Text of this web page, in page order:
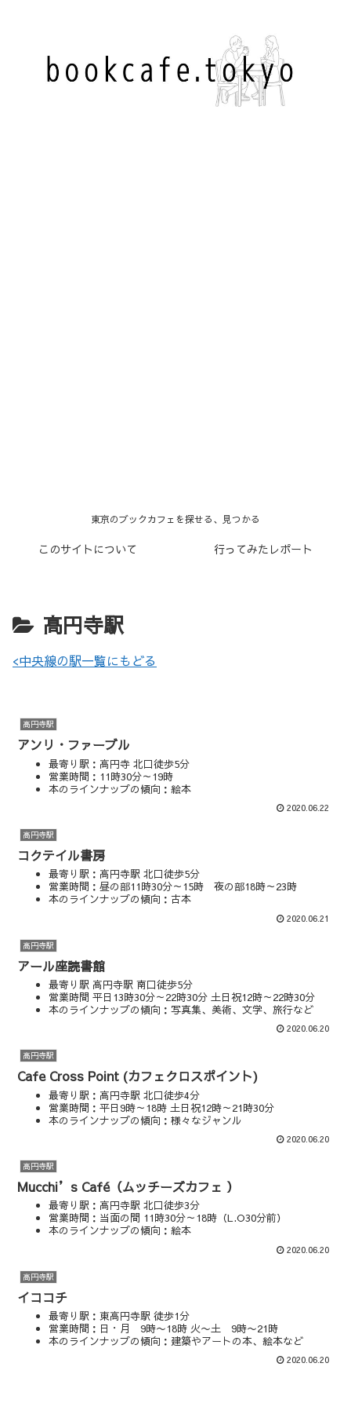
東京のブックカフェを探せる、見つかる
このサイトについて 行ってみたレポート
高円寺駅
<中央線の駅一覧にもどる
高円寺駅
アンリ・ファーブル
最寄り駅：高円寺 北口徒歩5分
営業時間：11時30分～19時
本のラインナップの傾向：絵本
2020.06.22
高円寺駅
コクテイル書房
最寄り駅：高円寺駅 北口徒歩5分
営業時間：昼の部11時30分～15時 夜の部18時～23時
本のラインナップの傾向：古本
2020.06.21
高円寺駅
アール座読書館
最寄り駅 高円寺駅 南口徒歩5分
営業時間 平日13時30分～22時30分 土日祝12時～22時30分
本のラインナップの傾向：写真集、美術、文学、旅行など
2020.06.20
高円寺駅
Cafe Cross Point (カフェクロスポイント)
最寄り駅：高円寺駅 北口徒歩4分
営業時間：平日9時～18時 土日祝12時～21時30分
本のラインナップの傾向：様々なジャンル
2020.06.20
高円寺駅
Mucchi’s Café（ムッチーズカフェ ）
最寄り駅：高円寺駅 北口徒歩3分
営業時間：当面の間 11時30分～18時（L.O30分前）
本のラインナップの傾向：絵本
2020.06.20
高円寺駅
イココチ
最寄り駅：東高円寺駅 徒歩1分
営業時間：日・月 9時〜18時 火〜土 9時〜21時
本のラインナップの傾向：建築やアートの本、絵本など
2020.06.20